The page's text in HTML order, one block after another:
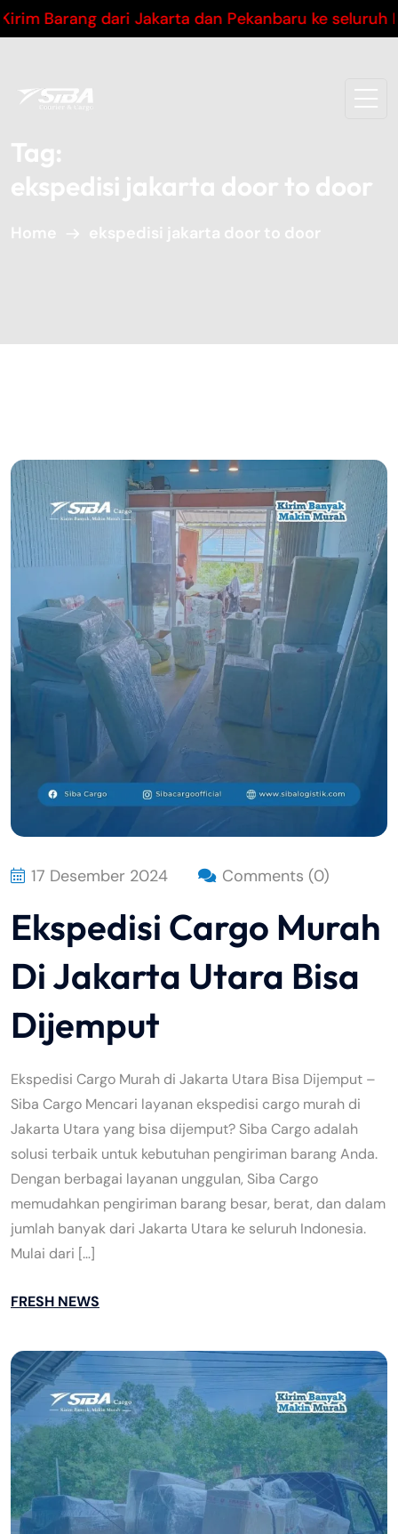
dari Jakarta dan Pekanbaru ke seluruh
Tag:
ekspedisi jakarta door to door
Home ekspedisi jakarta door to door
17 Desember 2024 Comments (0)
Ekspedisi Cargo Murah
Di Jakarta Utara Bisa
Dijemput
Ekspedisi Cargo Murah di Jakarta Utara Bisa Dijemput –
Siba Cargo Mencari layanan ekspedisi cargo murah di
Jakarta Utara yang bisa dijemput? Siba Cargo adalah
solusi terbaik untuk kebutuhan pengiriman barang Anda.
Dengan berbagai layanan unggulan, Siba Cargo
memudahkan pengiriman barang besar, berat, dan dalam
jumlah banyak dari Jakarta Utara ke seluruh Indonesia.
Mulai dari […]
FRESH NEWS